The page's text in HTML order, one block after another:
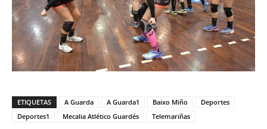
ETIQUETAS A Guarda A Guarda1 Baixo Miño
Deportes
Deportes1
Mecalia Atlético Guardés Telemariñas